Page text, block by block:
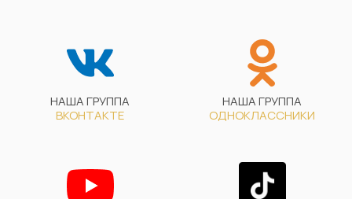
НАША ГРУППА
ВКОНТАКТЕ
НАША ГРУППА
ОДНОКЛАССНИКИ